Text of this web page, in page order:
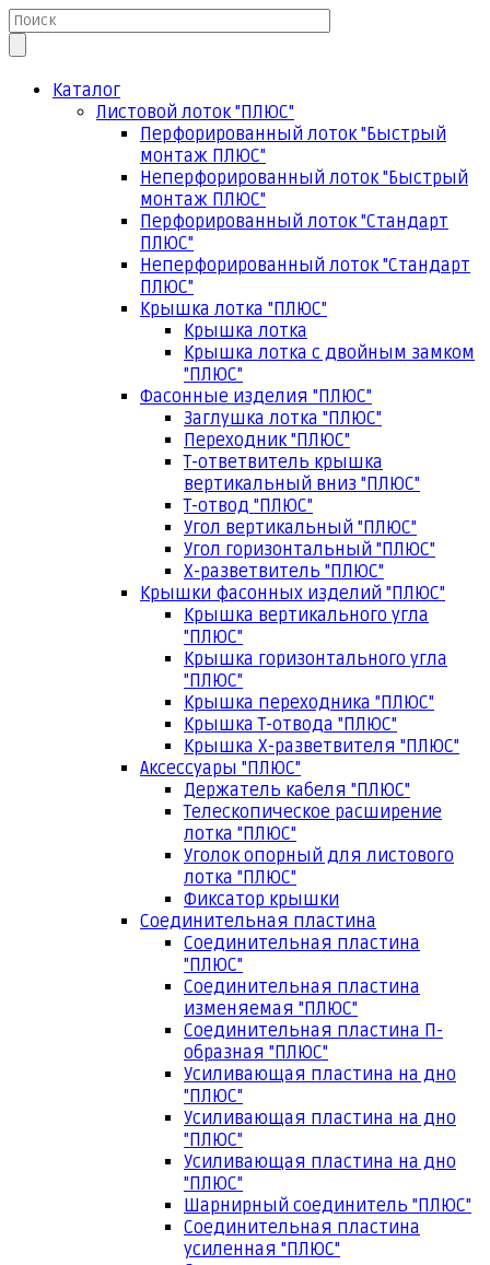
Каталог
Листовой лоток "ПЛЮС"
Перфорированный лоток "Быстрый
монтаж ПЛЮС"
Неперфорированный лоток "Быстрый
монтаж ПЛЮС"
Перфорированный лоток "Стандарт
ПЛЮС"
Неперфорированный лоток "Стандарт
ПЛЮС"
Крышка лотка "ПЛЮС"
Крышка лотка
Крышка лотка с двойным замком
"ПЛЮС"
Фасонные изделия "ПЛЮС"
Заглушка лотка "ПЛЮС"
Переходник "ПЛЮС"
Т-ответвитель крышка
вертикальный вниз "ПЛЮС"
Т-отвод "ПЛЮС"
Угол вертикальный "ПЛЮС"
Угол горизонтальный "ПЛЮС"
Х-разветвитель "ПЛЮС"
Крышки фасонных изделий "ПЛЮС"
Крышка вертикального угла
"ПЛЮС"
Крышка горизонтального угла
"ПЛЮС"
Крышка переходника "ПЛЮС"
Крышка Т-отвода "ПЛЮС"
Крышка Х-разветвителя "ПЛЮС"
Аксессуары "ПЛЮС"
Держатель кабеля "ПЛЮС"
Телескопическое расширение
лотка "ПЛЮС"
Уголок опорный для листового
лотка "ПЛЮС"
Фиксатор крышки
Соединительная пластина
Соединительная пластина
"ПЛЮС"
Соединительная пластина
изменяемая "ПЛЮС"
Соединительная пластина П-
образная "ПЛЮС"
Усиливающая пластина на дно
"ПЛЮС"
Усиливающая пластина на дно
"ПЛЮС"
Усиливающая пластина на дно
"ПЛЮС"
Шарнирный соединитель "ПЛЮС"
Соединительная пластина
усиленная "ПЛЮС"